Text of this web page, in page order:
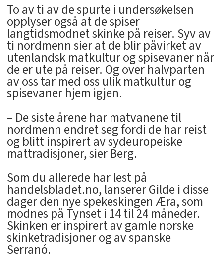
To av ti av de spurte i undersøkelsen
opplyser også at de spiser
langtidsmodnet skinke på reiser. Syv av
ti nordmenn sier at de blir påvirket av
utenlandsk matkultur og spisevaner når
de er ute på reiser. Og over halvparten
av oss tar med oss ulik matkultur og
spisevaner hjem igjen.
– De siste årene har matvanene til
nordmenn endret seg fordi de har reist
og blitt inspirert av sydeuropeiske
mattradisjoner, sier Berg.
Som du allerede har lest på
handelsbladet.no, lanserer Gilde i disse
dager den nye spekeskingen Æra, som
modnes på Tynset i 14 til 24 måneder.
Skinken er inspirert av gamle norske
skinketradisjoner og av spanske
Serranó.